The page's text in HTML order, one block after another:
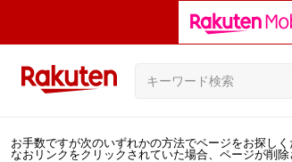
お手数ですが次のいずれかの方法でページをお探しく
なおリンクをクリックされていた場合、ページが削